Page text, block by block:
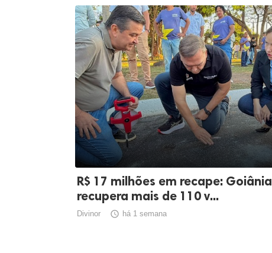
R$ 17 milhões em recape: Goiânia
recupera mais de 110 v...
Divinor  há 1 semana